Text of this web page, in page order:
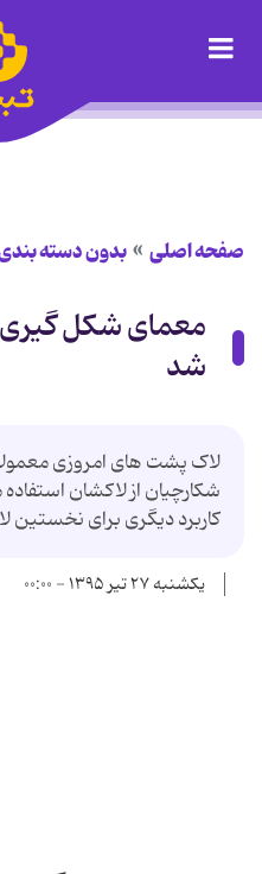
صفحه اصلی بدون دسته
معمای شکل
شد
لاک پشت های امروزی
شکارچیان از لاکشان
کاربرد دیگری برای
یکشنبه ۲۷ تیر ۱۳۹۵ - ۰۰:۰۰